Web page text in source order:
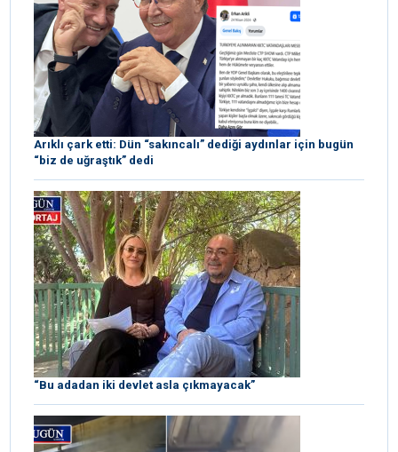
Arıklı çark etti: Dün “sakıncalı” dediği aydınlar için bugün
“biz de uğraştık” dedi
“Bu adadan iki devlet asla çıkmayacak”